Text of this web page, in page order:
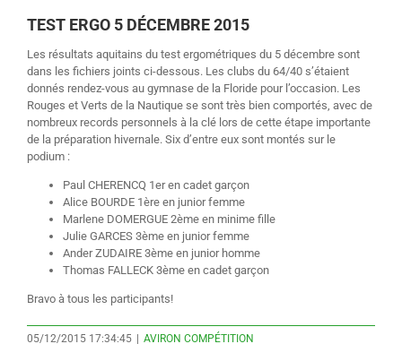
TEST ERGO 5 DÉCEMBRE 2015
Les résultats aquitains du test ergométriques du 5 décembre sont
dans les fichiers joints ci-dessous. Les clubs du 64/40 s’étaient
donnés rendez-vous au gymnase de la Floride pour l’occasion. Les
Rouges et Verts de la Nautique se sont très bien comportés, avec de
nombreux records personnels à la clé lors de cette étape importante
de la préparation hivernale. Six d’entre eux sont montés sur le
podium :
Paul CHERENCQ 1er en cadet garçon
Alice BOURDE 1ère en junior femme
Marlene DOMERGUE 2ème en minime fille
Julie GARCES 3ème en junior femme
Ander ZUDAIRE 3ème en junior homme
Thomas FALLECK 3ème en cadet garçon
Bravo à tous les participants!
05/12/2015 17:34:45 AVIRON COMPÉTITION